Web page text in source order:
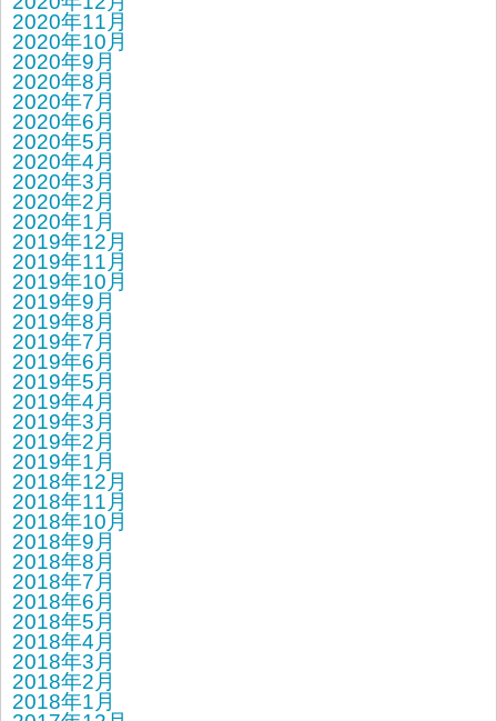
2020年11月
2020年10月
2020年9月
2020年8月
2020年7月
2020年6月
2020年5月
2020年4月
2020年3月
2020年2月
2020年1月
2019年12月
2019年11月
2019年10月
2019年9月
2019年8月
2019年7月
2019年6月
2019年5月
2019年4月
2019年3月
2019年2月
2019年1月
2018年12月
2018年11月
2018年10月
2018年9月
2018年8月
2018年7月
2018年6月
2018年5月
2018年4月
2018年3月
2018年2月
2018年1月